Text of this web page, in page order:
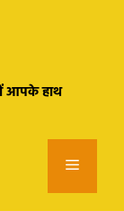
आपके हाथ
Menu